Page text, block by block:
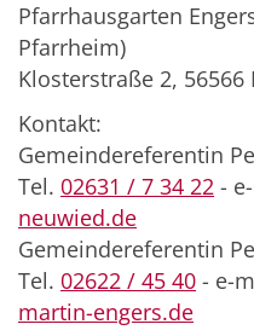
Pfarrhausgarten
Pfarrheim)
Klosterstraße 2, 56566
Kontakt:
Gemeindereferentin
Tel. 02631 / 7 34 22 -
neuwied.de
Gemeindereferentin
Tel. 02622 / 45 40 - e-
martin-engers.de